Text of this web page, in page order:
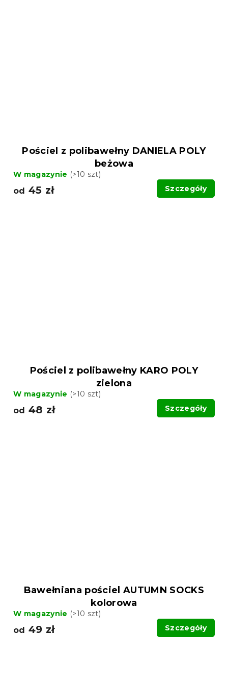
Pościel z polibawełny DANIELA POLY
beżowa
W magazynie (>10 szt)
od 45 zł Szczegóły
Pościel z polibawełny KARO POLY
zielona
W magazynie (>10 szt)
od 48 zł Szczegóły
Bawełniana pościel AUTUMN SOCKS
kolorowa
W magazynie (>10 szt)
od 49 zł Szczegóły